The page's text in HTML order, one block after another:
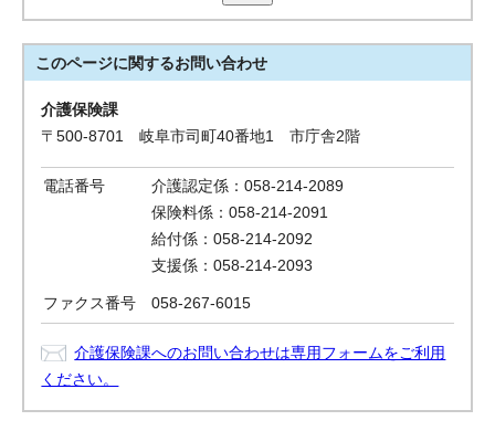
このページに関するお問い合わせ
介護保険課
〒500-8701 岐阜市司町40番地1 市庁舎2階
電話番号
介護認定係：058-214-2089
保険料係：058-214-2091
給付係：058-214-2092
支援係：058-214-2093
ファクス番号 058-267-6015
介護保険課へのお問い合わせは専用フォームをご利用
ください。